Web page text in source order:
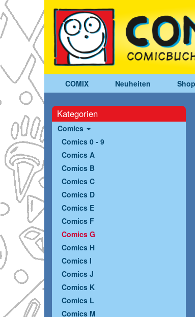
COMIX Neuheiten Shop
Kategorien
Comics
Comics 0 - 9
Comics A
Comics B
Comics C
Comics D
Comics E
Comics F
Comics G
Comics H
Comics I
Comics J
Comics K
Comics L
Comics M